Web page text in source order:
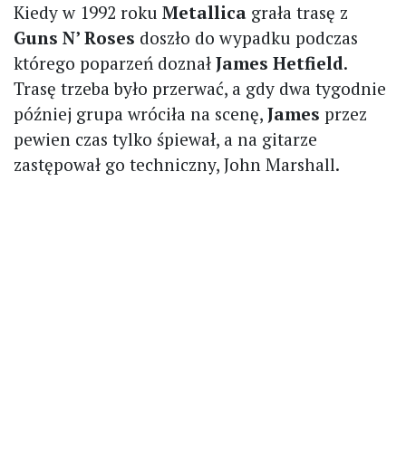
Kiedy w 1992 roku Metallica grała trasę z
Guns N’ Roses doszło do wypadku podczas
którego poparzeń doznał James Hetfield.
Trasę trzeba było przerwać, a gdy dwa tygodnie
później grupa wróciła na scenę, James przez
pewien czas tylko śpiewał, a na gitarze
zastępował go techniczny, John Marshall.